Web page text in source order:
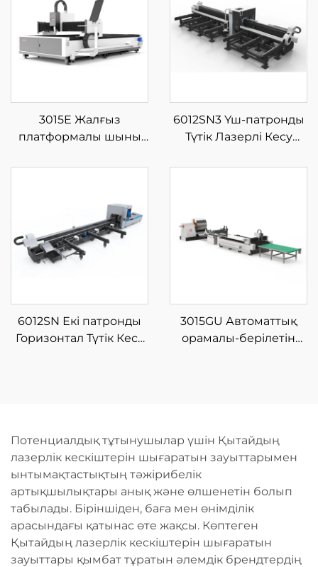
3015E Жалғыз
платформалы шыны
машинасы
6012SN3 Үш-патронды
Түтік Лазерлі Кесу
6012SN Екі патронды
Горизонтал Түтік Кесу
3015GU Автоматтық
орамалы-берілетін
Потенциалдық тұтынушылар үшін Қытайдың
лазерлік кескіштерін шығаратын зауыттарымен
ынтымақтастықтың тәжірибелік
артықшылықтары анық және өлшенетін болып
табылады. Біріншіден, баға мен өнімділік
арасындағы қатынас өте жақсы. Көптеген
Қытайдың лазерлік кескіштерін шығаратын
зауыттары қымбат тұратын әлемдік брендтердің